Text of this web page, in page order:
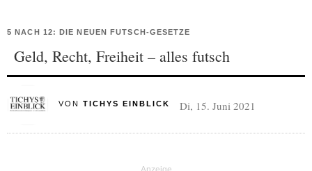
5 NACH 12: DIE NEUEN FUTSCH-GESETZE
Geld, Recht, Freiheit – alles futsch
VON TICHYS EINBLICK Di, 15. Juni 2021